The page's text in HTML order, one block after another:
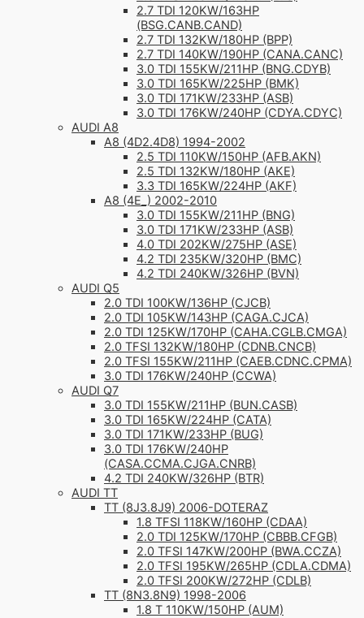
2.7 TDI 120KW/163HP
(BSG.CANB.CAND)
2.7 TDI 132KW/180HP (BPP)
2.7 TDI 140KW/190HP (CANA.CANC)
3.0 TDI 155KW/211HP (BNG.CDYB)
3.0 TDI 165KW/225HP (BMK)
3.0 TDI 171KW/233HP (ASB)
3.0 TDI 176KW/240HP (CDYA.CDYC)
AUDI A8
A8 (4D2.4D8) 1994-2002
2.5 TDI 110KW/150HP (AFB.AKN)
2.5 TDI 132KW/180HP (AKE)
3.3 TDI 165KW/224HP (AKF)
A8 (4E_) 2002-2010
3.0 TDI 155KW/211HP (BNG)
3.0 TDI 171KW/233HP (ASB)
4.0 TDI 202KW/275HP (ASE)
4.2 TDI 235KW/320HP (BMC)
4.2 TDI 240KW/326HP (BVN)
AUDI Q5
2.0 TDI 100KW/136HP (CJCB)
2.0 TDI 105KW/143HP (CAGA.CJCA)
2.0 TDI 125KW/170HP (CAHA.CGLB.CMGA)
2.0 TFSI 132KW/180HP (CDNB.CNCB)
2.0 TFSI 155KW/211HP (CAEB.CDNC.CPMA)
3.0 TDI 176KW/240HP (CCWA)
AUDI Q7
3.0 TDI 155KW/211HP (BUN.CASB)
3.0 TDI 165KW/224HP (CATA)
3.0 TDI 171KW/233HP (BUG)
3.0 TDI 176KW/240HP
(CASA.CCMA.CJGA.CNRB)
4.2 TDI 240KW/326HP (BTR)
AUDI TT
TT (8J3.8J9) 2006-DOTERAZ
1.8 TFSI 118KW/160HP (CDAA)
2.0 TDI 125KW/170HP (CBBB.CFGB)
2.0 TFSI 147KW/200HP (BWA.CCZA)
2.0 TFSI 195KW/265HP (CDLA.CDMA)
2.0 TFSI 200KW/272HP (CDLB)
TT (8N3.8N9) 1998-2006
1.8 T 110KW/150HP (AUM)